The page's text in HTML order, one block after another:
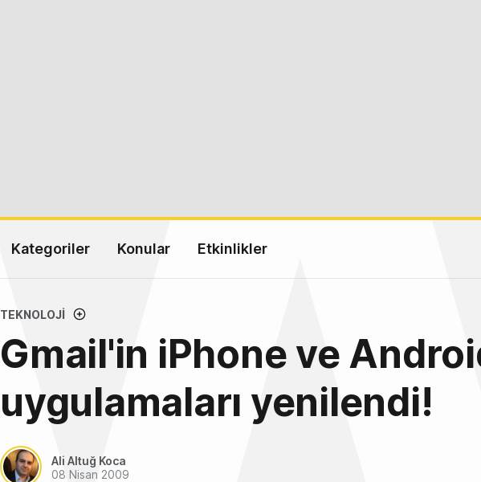
Kategoriler Konular Etkinlikler
TEKNOLOJI
Gmail'in iPhone ve
uygulamaları yenilendi!
Ali Altuğ Koca
08 Nisan 2009